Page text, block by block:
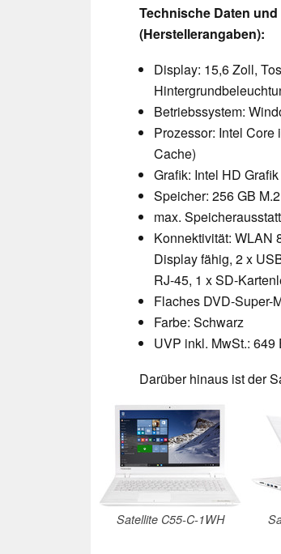
Technische Daten
(Herstellerangaben):
Display: 15,6 Zoll,
Betriebssystem:
Prozessor: Intel Core
Cache)
Grafik: Intel HD
Speicher: 256 GB
max.
Konnektivität: WLAN
Display fähig, 2 x
RJ-45, 1 x SD-
Flaches DVD-Super-
Farbe: Schwarz
UVP inkl. MwSt.: 649
Darüber hinaus ist der
Satellite C55-C-1WH